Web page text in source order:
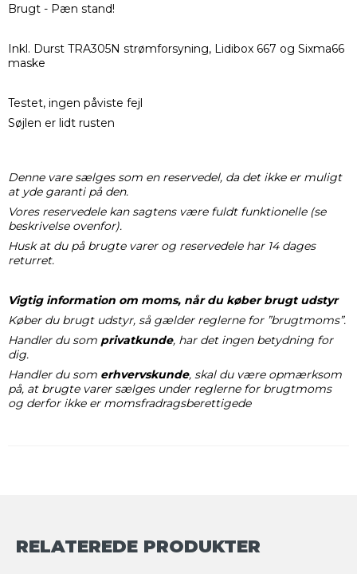
Brugt - Pæn stand!
Inkl. Durst TRA305N strømforsyning, Lidibox 667 og Sixma66
maske
Testet, ingen påviste fejl
Søjlen er lidt rusten
Denne vare sælges som en reservedel, da det ikke er muligt
at yde garanti på den.
Vores reservedele kan sagtens være fuldt funktionelle (se
beskrivelse ovenfor).
Husk at du på brugte varer og reservedele har 14 dages
returret.
Vigtig information om moms, når du køber brugt udstyr
Køber du brugt udstyr, så gælder reglerne for ”brugtmoms”.
Handler du som privatkunde, har det ingen betydning for
dig.
Handler du som erhvervskunde, skal du være opmærksom
på, at brugte varer sælges under reglerne for brugtmoms
og derfor ikke er momsfradragsberettigede
RELATEREDE PRODUKTER